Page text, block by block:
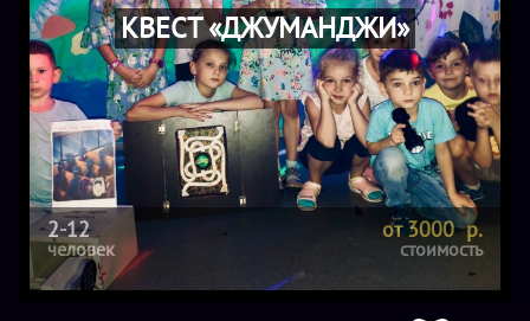
КВЕСТ «ДЖУМАНДЖИ»
2-12
человек
от 3000 р.
стоимость